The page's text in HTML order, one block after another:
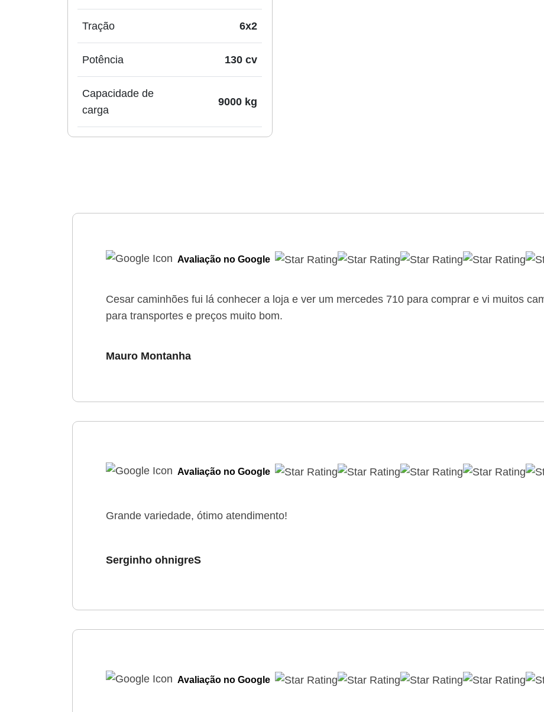
Tração 6x2
Potência 130 cv
Capacidade de
carga
9000 kg
Avaliação no Google
Cesar caminhões fui lá conhecer a loja e ver um mercedes 710 para comprar e vi muitos
para transportes e preços muito bom.
Mauro Montanha
Avaliação no Google
Grande variedade, ótimo atendimento!
Serginho ohnigreS
Avaliação no Google